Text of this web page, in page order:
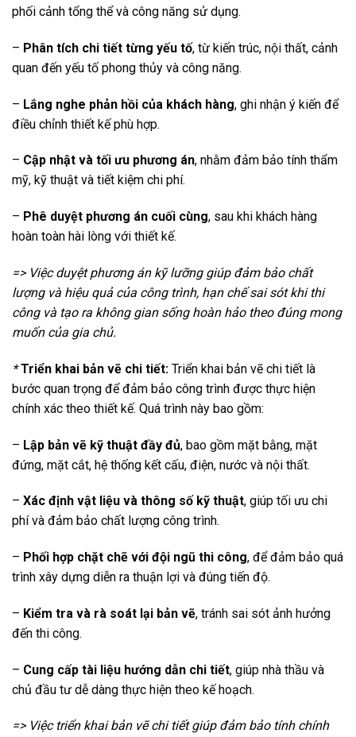
phối cảnh tổng thể và công năng sử dụng.
– Phân tích chi tiết từng yếu tố, từ kiến trúc, nội thất, cảnh
quan đến yếu tố phong thủy và công năng.
– Lắng nghe phản hồi của khách hàng, ghi nhận ý kiến để
điều chỉnh thiết kế phù hợp.
– Cập nhật và tối ưu phương án, nhằm đảm bảo tính thẩm
mỹ, kỹ thuật và tiết kiệm chi phí.
– Phê duyệt phương án cuối cùng, sau khi khách hàng
hoàn toàn hài lòng với thiết kế.
=> Việc duyệt phương án kỹ lưỡng giúp đảm bảo chất
lượng và hiệu quả của công trình, hạn chế sai sót khi thi
công và tạo ra không gian sống hoàn hảo theo đúng mong
muốn của gia chủ.
*Triển khai bản vẽ chi tiết: Triển khai bản vẽ chi tiết là
bước quan trọng để đảm bảo công trình được thực hiện
chính xác theo thiết kế. Quá trình này bao gồm:
– Lập bản vẽ kỹ thuật đầy đủ, bao gồm mặt bằng, mặt
đứng, mặt cắt, hệ thống kết cấu, điện, nước và nội thất.
– Xác định vật liệu và thông số kỹ thuật, giúp tối ưu chi
phí và đảm bảo chất lượng công trình.
– Phối hợp chặt chẽ với đội ngũ thi công, để đảm bảo quá
trình xây dựng diễn ra thuận lợi và đúng tiến độ.
– Kiểm tra và rà soát lại bản vẽ, tránh sai sót ảnh hưởng
đến thi công.
– Cung cấp tài liệu hướng dẫn chi tiết, giúp nhà thầu và
chủ đầu tư dễ dàng thực hiện theo kế hoạch.
=> Việc triển khai bản vẽ chi tiết giúp đảm bảo tính chính